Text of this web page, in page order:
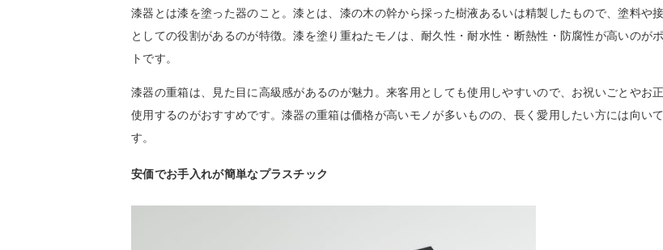
漆器とは漆を塗った器のこと。漆とは、漆の木の幹から採った樹液あるいは精製したもので、塗料や
としての役割があるのが特徴。漆を塗り重ねたモノは、耐久性・耐水性・断熱性・防腐性が高いのが
トです。
漆器の重箱は、見た目に高級感があるのが魅力。来客用としても使用しやすいので、お祝いごとやお
使用するのがおすすめです。漆器の重箱は価格が高いモノが多いものの、長く愛用したい方には向い
す。
安価でお手入れが簡単なプラスチック